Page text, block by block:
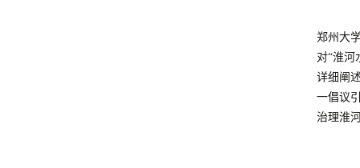
郑州大
对“淮河
详细阐
一倡议
治理淮